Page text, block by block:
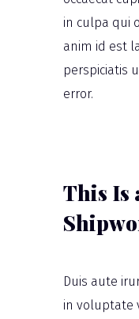
in culpa qui
anim id est
perspiciatis
error.
This Is
Duis aute
in voluptate